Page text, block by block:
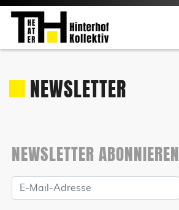
NEWSLETTER
NEWSLETTER ABONNIEREN